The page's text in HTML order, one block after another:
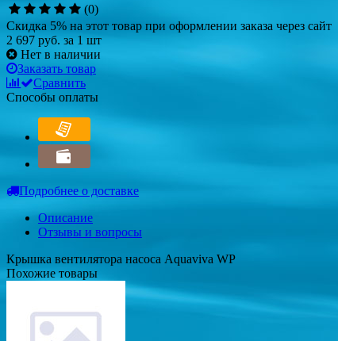
(0)
Скидка 5% на этот товар при оформлении заказа через сайт
2 697 руб. за 1 шт
Нет в наличии
Заказать товар
Сравнить
Способы оплаты
Подробнее о доставке
Описание
Отзывы и вопросы
Крышка вентилятора насоса Aquaviva WP
Похожие товары